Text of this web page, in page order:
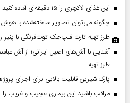
این غذای لاکچری را ۱۵ دقیقه‌ای آماده کنید
چگونه می‌توان تصاویر ساخته‌شده با
طرز تهیه تارت فلپ‌جک توت‌فرنگی با پنیر
آشنایی با آش‌های اصیل ایرانی؛ از آش
طرز تهیه
پارک شیرین قابلیت‌ بالایی برای اجرای
مراقب باشید این بیماری عجیب و غریب را